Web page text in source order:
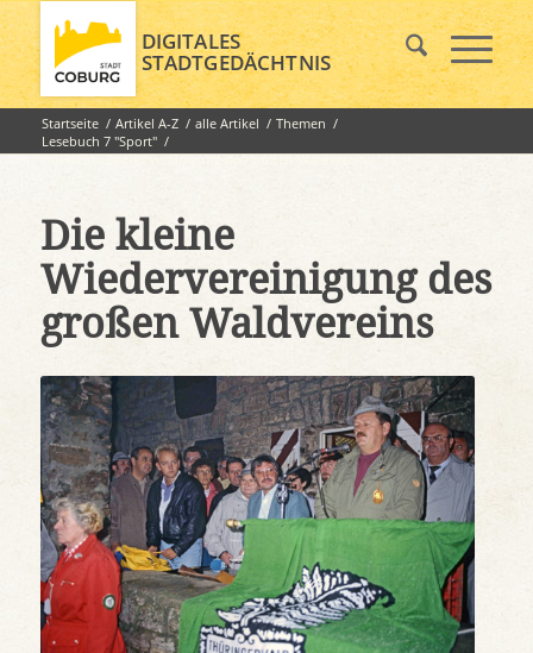
DIGITALES
STADTGEDÄCHTNIS
Startseite / Artikel A-Z / alle Artikel / Themen /
Lesebuch 7 "Sport" /
Die kleine Wiedervereinigung des großen Waldvereins
Die kleine
Wiedervereinigung des
großen Waldvereins